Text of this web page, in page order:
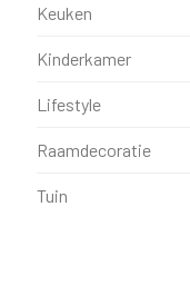
Keuken
Kinderkamer
Lifestyle
Raamdecoratie
Tuin